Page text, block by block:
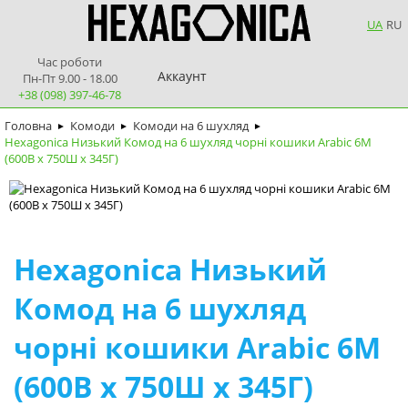
UA RU
Час роботи
Пн-Пт 9.00 - 18.00
+38 (098) 397-46-78
Аккаунт
Головна ► Комоди ► Комоди на 6 шухляд ►
Hexagonica Низький Комод на 6 шухляд чорні кошики Arabic 6М
(600В х 750Ш х 345Г)
Hexagonica Низький
Комод на 6 шухляд
чорні кошики Arabic 6М
(600В х 750Ш х 345Г)